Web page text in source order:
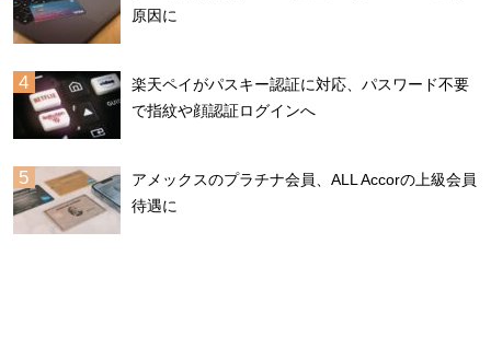
原因に
楽天ペイがパスキー認証に対応、パスワード不要
で指紋や顔認証ログインへ
アメックスのプラチナ会員、ALL Accorの上級会員
待遇に